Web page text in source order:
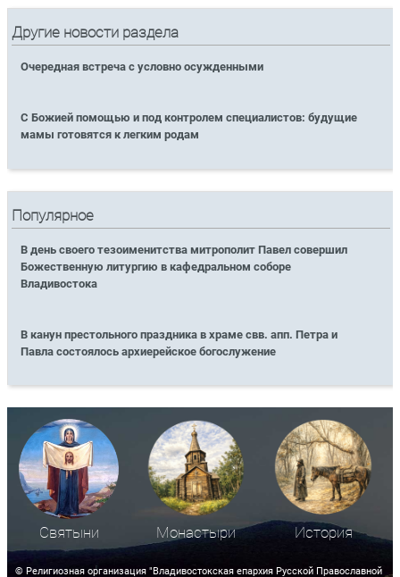
Другие новости раздела
Очередная встреча с условно осужденными
С Божией помощью и под контролем специалистов: будущие
мамы готовятся к легким родам
Популярное
В день своего тезоименитства митрополит Павел совершил
Божественную литургию в кафедральном соборе
Владивостока
В канун престольного праздника в храме свв. апп. Петра и
Павла состоялось архиерейское богослужение
Святыни Монастыри История
© Религиозная организация "Владивостокская епархия Русской Православной